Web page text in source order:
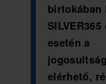
birtokában
esetén a
elérhető,